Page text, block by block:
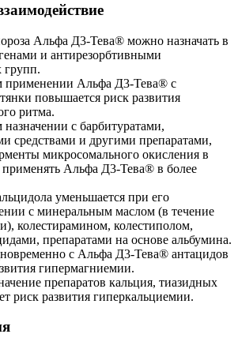
Альфа Д3-Тева® можно назначать в
и антирезорбтивными
групп.
применении Альфа Д3-Тева® с
повышается риск развития
ритма.
с барбитуратами,
средствами и другими препаратами,
микросомального окисления в
Альфа Д3-Тева® в более
уменьшается при его
с минеральным маслом (в течение
колестирамином, колестиполом,
препаратами на основе альбумина.
с Альфа Д3-Тева® антацидов
гипермагниемии.
препаратов кальция, тиазидных
риск развития гиперкальциемии.